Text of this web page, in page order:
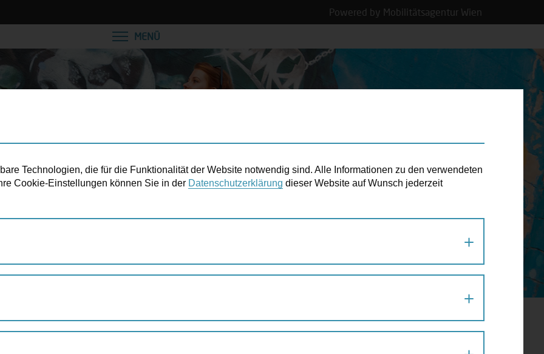
Powered by Mobilitätsagentur Wien
MENÜ
VEREINBAREN SIE EINEN TERMIN
ROUTE DURCH DEN WIENERBERG
Flaniermeile(4)
Technologien, die für die Funktionalität der Website notwendig sind. Alle Informationen zu den verwendeten
Cookie-Einstellungen können Sie in der Datenschutzerklärung dieser Website auf Wunsch jederzeit